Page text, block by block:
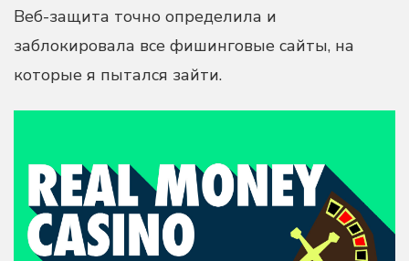
Веб-защита точно определила и
заблокировала все фишинговые сайты, на
которые я пытался зайти.